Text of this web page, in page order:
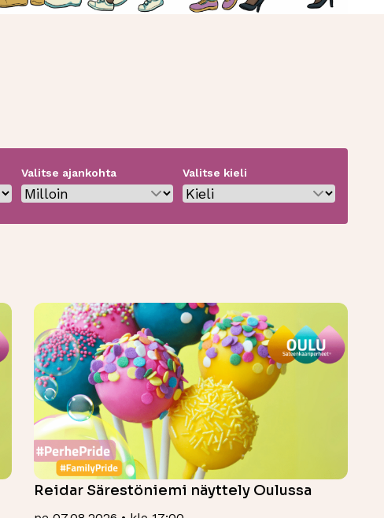
Valitse ajankohta Valitse kieli
Reidar Särestöniemi näyttely Oulussa